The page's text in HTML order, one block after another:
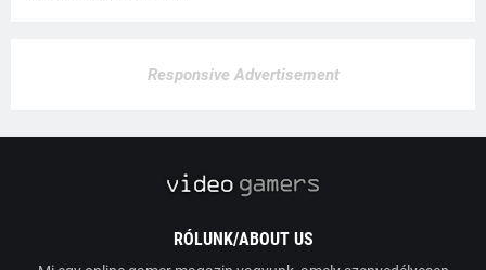
Responsive Advertisement
RÓLUNK/ABOUT US